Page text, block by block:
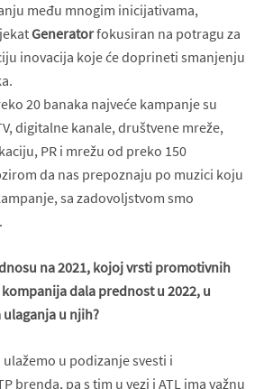
među mnogim inicijativama,
Generatorfokusiran na potragu za
inovacija koje će doprineti smanjenju
20 banaka najveće kampanje su
digitalne kanale, društvene mreže,
PR i mrežu od preko 150
da nas prepoznaju po muzici koju
sa zadovoljstvom smo
na 2021, kojoj vrsti promotivnih
dala prednost u 2022, u
u njih?
ulažemo u podizanje svesti i
brenda, pa s tim u vezi i ATL ima važnu